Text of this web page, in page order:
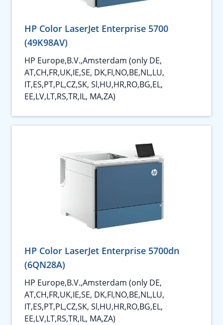
HP Color LaserJet Enterprise 5700
(49K98AV)
HP Europe,B.V.,Amsterdam (only DE,
AT,CH,FR,UK,IE,SE, DK,FI,NO,BE,NL,LU,
IT,ES,PT,PL,CZ,SK, Sl,HU,HR,RO,BG,EL,
EE,LV,LT,RS,TR,IL, MA,ZA)
HP Color LaserJet Enterprise 5700dn
(6QN28A)
HP Europe,B.V.,Amsterdam (only DE,
AT,CH,FR,UK,IE,SE, DK,FI,NO,BE,NL,LU,
IT,ES,PT,PL,CZ,SK, Sl,HU,HR,RO,BG,EL,
EE,LV,LT,RS,TR,IL, MA,ZA)